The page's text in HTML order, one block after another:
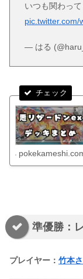
いつも関わっ
pic.twitter.com/
— はる
準優勝：
プレイヤー： 竹本